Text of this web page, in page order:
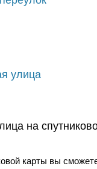
улица
на
карты вы